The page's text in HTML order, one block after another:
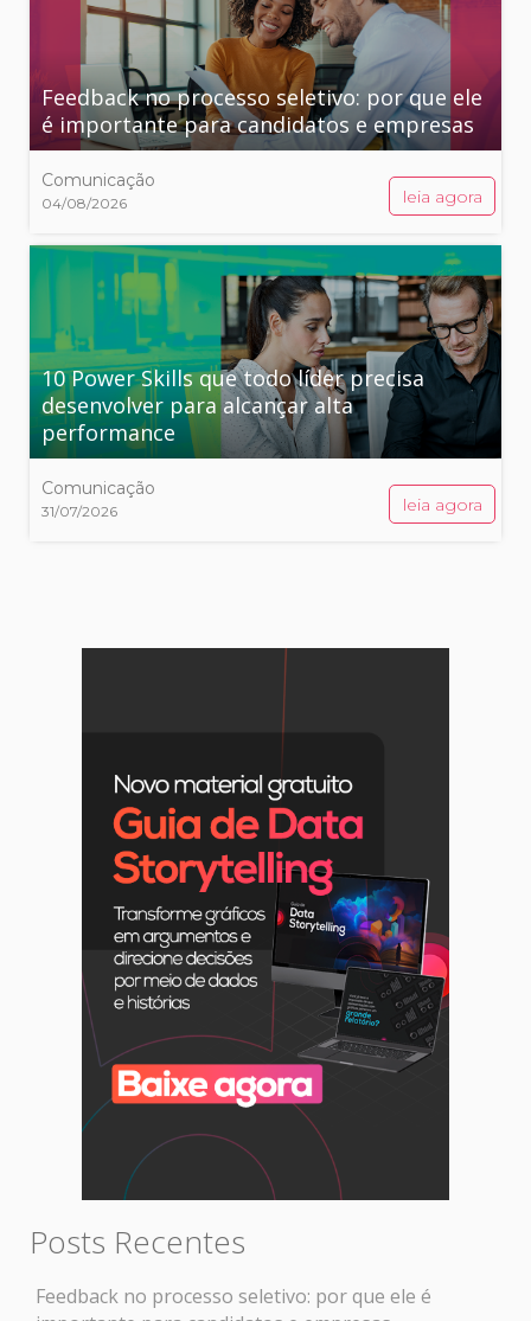
Feedback no processo seletivo: por que ele
é importante para candidatos e empresas
Comunicação
04/08/2026 leia agora
10 Power Skills que todo líder precisa
desenvolver para alcançar alta
performance
Comunicação
31/07/2026 leia agora
Posts Recentes
Feedback no processo seletivo: por que ele é